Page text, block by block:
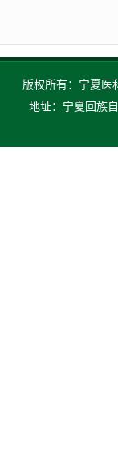
版权所有：宁夏医
地址：宁夏回族